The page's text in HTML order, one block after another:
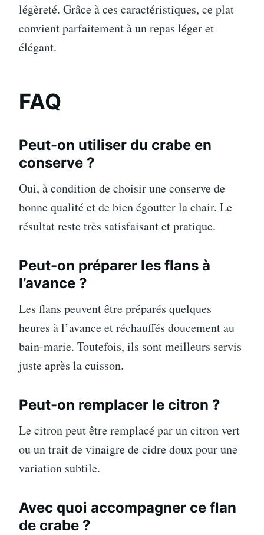
légèreté. Grâce à ces caractéristiques, ce plat
convient parfaitement à un repas léger et
élégant.
FAQ
Peut-on utiliser du crabe en
conserve ?
Oui, à condition de choisir une conserve de
bonne qualité et de bien égoutter la chair. Le
résultat reste très satisfaisant et pratique.
Peut-on préparer les flans à
l’avance ?
Les flans peuvent être préparés quelques
heures à l’avance et réchauffés doucement au
bain-marie. Toutefois, ils sont meilleurs servis
juste après la cuisson.
Peut-on remplacer le citron ?
Le citron peut être remplacé par un citron vert
ou un trait de vinaigre de cidre doux pour une
variation subtile.
Avec quoi accompagner ce flan
de crabe ?